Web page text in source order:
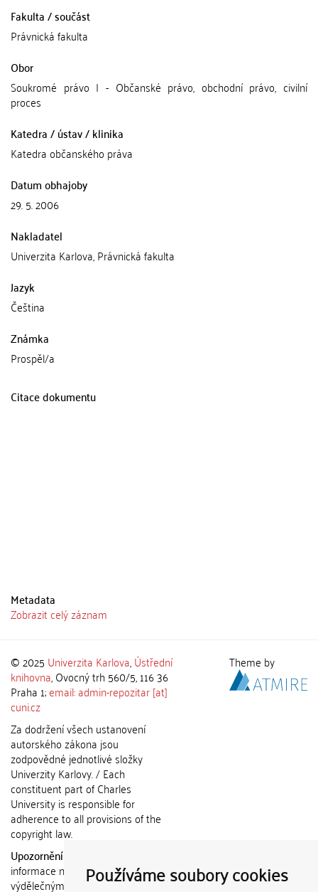
Používáme soubory cookies
Fakulta / součást
Právnická fakulta
Obor
Soukromé právo I - Občanské právo, obchodní právo, civilní
proces
Katedra / ústav / klinika
Katedra občanského práva
Datum obhajoby
29. 5. 2006
Nakladatel
Univerzita Karlova, Právnická fakulta
Jazyk
Čeština
Známka
Prospěl/a
Citace dokumentu
Metadata
Zobrazit celý záznam
© 2025 Univerzita Karlova,Ústřední
knihovna, Ovocný trh 560/5, 116 36
Praha 1;email: admin-repozitar [at]
cuni.cz
Za dodržení všech ustanovení
autorského zákona jsou
zodpovědné jednotlivé složky
Univerzity Karlovy. / Each
constituent part of Charles
University is responsible for
adherence to all provisions of the
copyright law.
Upozornění / Notice:
informace nemohou být použity k
výdělečným účelům nebo vydávány
Theme by